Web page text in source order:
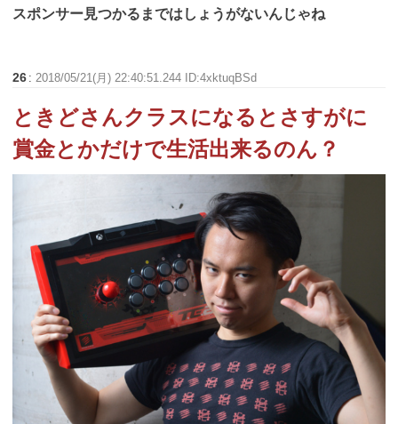
スポンサー見つかるまではしょうがないんじゃね
26 :2018/05/21(月) 22:40:51.244 ID:4xktuqBSd
ときどさんクラスになるとさすがに
賞金とかだけで生活出来るのん？